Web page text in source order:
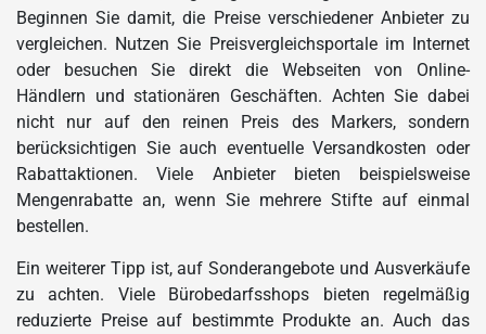
Beginnen Sie damit, die Preise verschiedener Anbieter zu
vergleichen. Nutzen Sie Preisvergleichsportale im Internet
oder besuchen Sie direkt die Webseiten von Online-
Händlern und stationären Geschäften. Achten Sie dabei
nicht nur auf den reinen Preis des Markers, sondern
berücksichtigen Sie auch eventuelle Versandkosten oder
Rabattaktionen. Viele Anbieter bieten beispielsweise
Mengenrabatte an, wenn Sie mehrere Stifte auf einmal
bestellen.
Ein weiterer Tipp ist, auf Sonderangebote und Ausverkäufe
zu achten. Viele Bürobedarfsshops bieten regelmäßig
reduzierte Preise auf bestimmte Produkte an. Auch das